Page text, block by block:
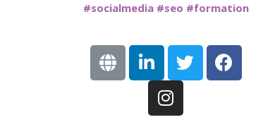
#socialmedia #seo #formation